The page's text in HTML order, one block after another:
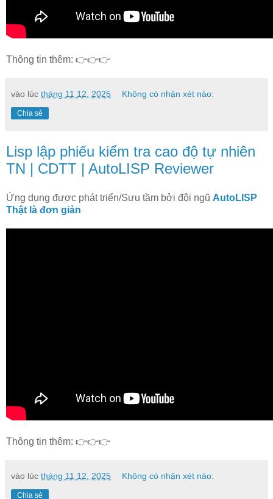
Thông tin thêm: 👉👉👉
vào lúc tháng 11 12, 2025 Không có nhận xét nào:
Chia sẻ
Lisp lập phiếu kiểm tra cao độ tự nhiên
TN | CDTT | AutoLISP Reviewer
Ứng dụng được phát triển/Sưu tầm bởi đội ngũ AutoLISP
Thật là đơn giản
Thông tin thêm: 👉👉👉
vào lúc tháng 11 12, 2025 Không có nhận xét nào:
Chia sẻ